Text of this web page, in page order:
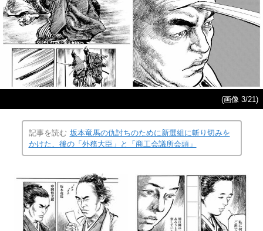
(画像 3/21)
記事を読む 坂本竜馬の仇討ちのために新選組に斬り切みを
かけた、後の「外務大臣」と「商工会議所会頭」